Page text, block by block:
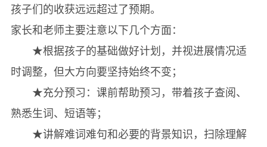
孩子们的收获远远超过了预期。
家长和老师主要注意以下几个方面：
★根据孩子的基础做好计划，并视进展情况适
时调整，但大方向要坚持始终不变；
★充分预习：课前帮助预习，带着孩子查阅、
熟悉生词、短语等；
★讲解难词难句和必要的背景知识，扫除理解